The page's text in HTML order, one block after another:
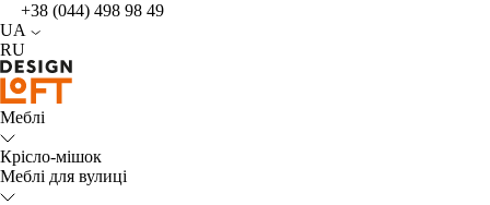
+38 (044) 498 98 49
UA
RU
Меблі
Крісло-мішок
Меблі для вулиці